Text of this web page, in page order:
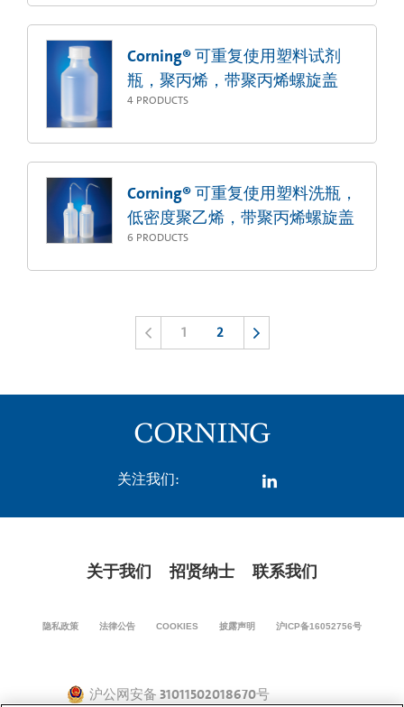
Corning® 可重复使用塑料试剂
瓶，聚丙烯，带聚丙烯螺旋盖
4 PRODUCTS
Corning® 可重复使用塑料洗瓶，
低密度聚乙烯，带聚丙烯螺旋盖
6 PRODUCTS
1 2
关注我们:
关于我们 招贤纳士 联系我们
隐私政策 法律公告 COOKIES 披露声明 沪ICP备16052756号
沪公网安备 31011502018670号